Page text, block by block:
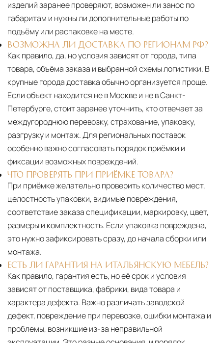
изделий заранее проверяют, возможен ли занос по
габаритам и нужны ли дополнительные работы по
подъёму или распаковке на месте.
ВОЗМОЖНА ЛИ ДОСТАВКА ПО РЕГИОНАМ РФ?
Как правило, да, но условия зависят от города, типа
товара, объёма заказа и выбранной схемы логистики. В
крупные города доставка обычно организуется проще.
Если объект находится не в Москве и не в Санкт-
Петербурге, стоит заранее уточнить, кто отвечает за
междугороднюю перевозку, страхование, упаковку,
разгрузку и монтаж. Для региональных поставок
особенно важно согласовать порядок приёмки и
фиксации возможных повреждений.
ЧТО ПРОВЕРЯТЬ ПРИ ПРИЁМКЕ ТОВАРА?
При приёмке желательно проверить количество мест,
целостность упаковки, видимые повреждения,
соответствие заказа спецификации, маркировку, цвет,
размеры и комплектность. Если упаковка повреждена,
это нужно зафиксировать сразу, до начала сборки или
монтажа.
ЕСТЬ ЛИ ГАРАНТИЯ НА ИТАЛЬЯНСКУЮ МЕБЕЛЬ?
Как правило, гарантия есть, но её срок и условия
зависят от поставщика, фабрики, вида товара и
характера дефекта. Важно различать заводской
дефект, повреждение при перевозке, ошибки монтажа и
проблемы, возникшие из-за неправильной